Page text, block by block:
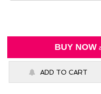
BUY NOW
ADD TO CART